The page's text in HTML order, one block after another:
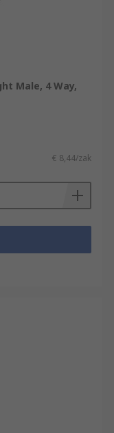
Male, 4 Way,
€ 8,44/zak